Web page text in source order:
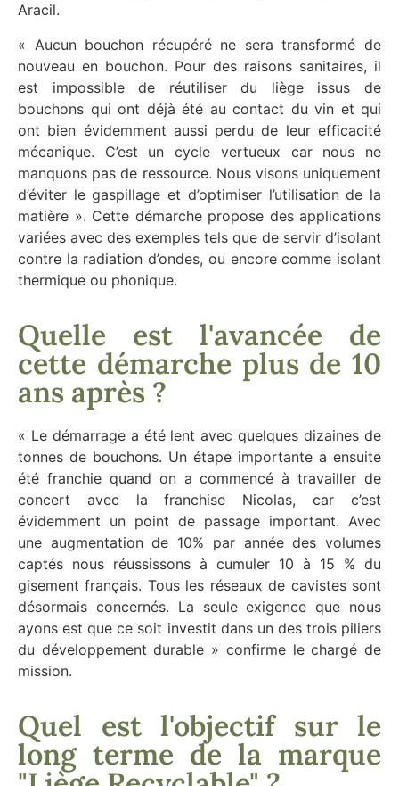
Aracil.
« Aucun bouchon récupéré ne sera transformé de
nouveau en bouchon. Pour des raisons sanitaires, il
est impossible de réutiliser du liège issus de
bouchons qui ont déjà été au contact du vin et qui
ont bien évidemment aussi perdu de leur efficacité
mécanique. C’est un cycle vertueux car nous ne
manquons pas de ressource. Nous visons uniquement
d’éviter le gaspillage et d’optimiser l’utilisation de la
matière ». Cette démarche propose des applications
variées avec des exemples tels que de servir d’isolant
contre la radiation d’ondes, ou encore comme isolant
thermique ou phonique.
Quelle est l'avancée de
cette démarche plus de 10
ans après ?
« Le démarrage a été lent avec quelques dizaines de
tonnes de bouchons. Un étape importante a ensuite
été franchie quand on a commencé à travailler de
concert avec la franchise Nicolas, car c’est
évidemment un point de passage important. Avec
une augmentation de 10% par année des volumes
captés nous réussissons à cumuler 10 à 15 % du
gisement français. Tous les réseaux de cavistes sont
désormais concernés. La seule exigence que nous
ayons est que ce soit investit dans un des trois piliers
du développement durable » confirme le chargé de
mission.
Quel est l'objectif sur le
long terme de la marque